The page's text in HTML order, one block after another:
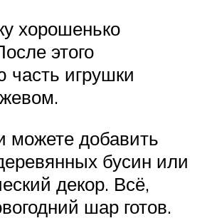
хорошенько
этого
часть игрушки
можете добавить
бусин или
декор. Всё,
шар готов.